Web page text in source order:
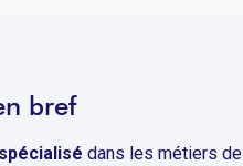
bref
dans les métiers de